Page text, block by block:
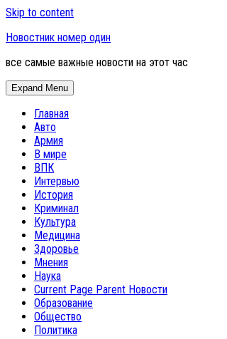
Skip to content
Новостник номер один
все самые важные новости на этот час
Expand Menu
Главная
Авто
Армия
В мире
ВПК
Интервью
История
Криминал
Культура
Медицина
Здоровье
Мнения
Наука
Current Page Parent Новости
Образование
Общество
Политика